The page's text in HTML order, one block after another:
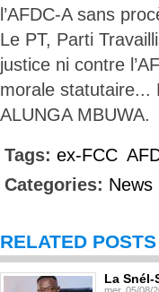
l’AFDC-A sans
Le PT, Parti
justice ni contre
morale statutaire...
ALUNGA MBUWA.
Tags: ex-FCC
Categories: News
RELATED POSTS
La